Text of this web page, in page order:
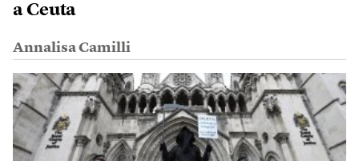
a Ceuta
Annalisa Camilli